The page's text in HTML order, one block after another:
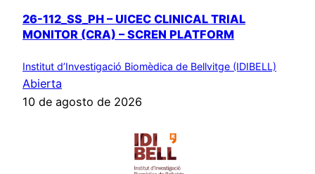
26-112_SS_PH – UICEC CLINICAL TRIAL
MONITOR (CRA) – SCREN PLATFORM
Institut d’Investigació Biomèdica de Bellvitge (IDIBELL)
Abierta
10 de agosto de 2026